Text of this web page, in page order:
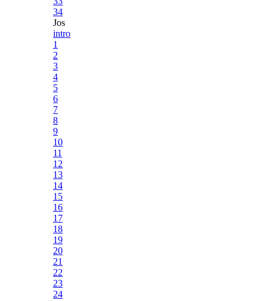
34
Jos
intro
1
2
3
4
5
6
7
8
9
10
11
12
13
14
15
16
17
18
19
20
21
22
23
24